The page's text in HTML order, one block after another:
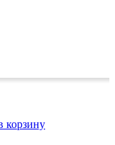
корзину